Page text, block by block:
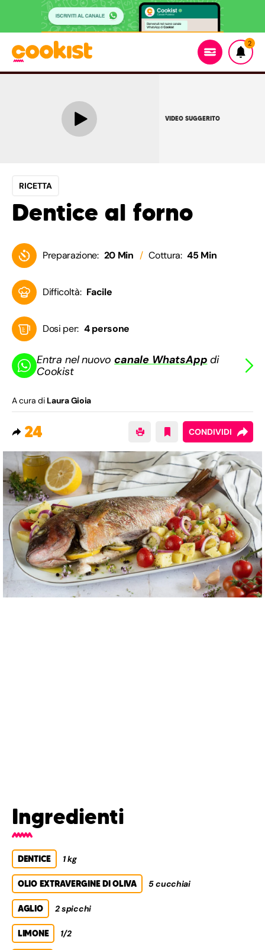
2
VIDEO SUGGERITO
RICETTA
Dentice al forno
Preparazione: 20 Min Cottura: 45 Min
Difficoltà: Facile
Dosi per: 4 persone
Entra nel nuovocanale WhatsApp di
Cookist
A cura di Laura Gioia
24 CONDIVIDI
Ingredienti
DENTICE 1 kg
OLIO EXTRAVERGINE DI OLIVA 5 cucchiai
AGLIO 2 spicchi
LIMONE 1/2